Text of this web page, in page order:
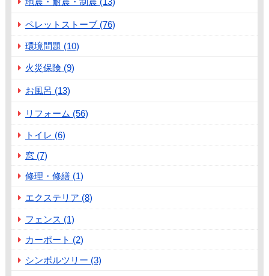
ペレットストーブ (76)
環境問題 (10)
火災保険 (9)
お風呂 (13)
リフォーム (56)
トイレ (6)
窓 (7)
修理・修繕 (1)
エクステリア (8)
フェンス (1)
カーポート (2)
シンボルツリー (3)